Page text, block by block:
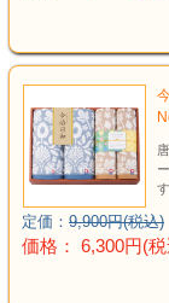
す
定価： 9,900円(税込)
価格： 6,300円(